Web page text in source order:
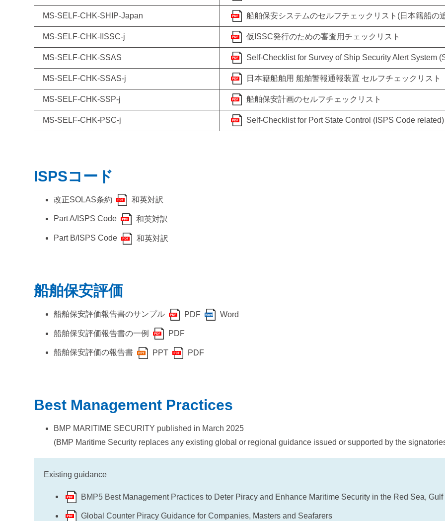
MS-SELF-CHK-SHIP-Japan 船舶保安システムのセルフチェックリスト(日本籍船の
MS-SELF-CHK-IISSC-j 仮ISSC発行のための審査用チェックリスト
MS-SELF-CHK-SSAS Self-Checklist for Survey of Ship Security Alert System
MS-SELF-CHK-SSAS-j 日本籍船舶用 船舶警報通報装置 セルフチェックリスト
MS-SELF-CHK-SSP-j 船舶保安計画のセルフチェックリスト
MS-SELF-CHK-PSC-j Self-Checklist for Port State Control (ISPS Code related)
ISPSコード
改正SOLAS条約 和英対訳
Part A/ISPS Code 和英対訳
Part B/ISPS Code 和英対訳
船舶保安評価
船舶保安評価報告書のサンプル PDF Word
船舶保安評価報告書の一例 PDF
船舶保安評価の報告書 PPT PDF
Best Management Practices
BMP MARITIME SECURITY published in March 2025
(BMP Maritime Security replaces any existing global or regional guidance issued or supported by the
Existing guidance
BMP5 Best Management Practices to Deter Piracy and Enhance Maritime Security in the Red Sea,
Global Counter Piracy Guidance for Companies, Masters and Seafarers